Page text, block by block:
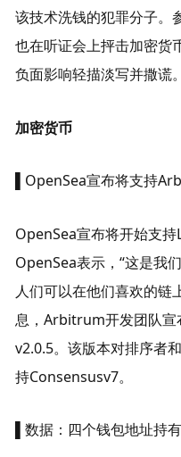
该技术洗钱的犯罪分子。
也在听证会上抨击加密货
负面影响轻描淡写并撒谎。
加密货币
▌OpenSea宣布将支持
OpenSea宣布将开始支
OpenSea表示，“这是我
人们可以在他们喜欢的链
息，Arbitrum开发团队
v2.0.5。该版本对排序者
持Consensusv7。
▌数据：四个钱包地址持